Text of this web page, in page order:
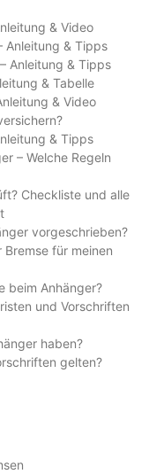
& Video
Anleitung & Tipps
Anleitung & Tipps
& Tabelle
& Video
& Tipps
– Welche Regeln
Checkliste und alle
vorgeschrieben?
für meinen
beim Anhänger?
und Vorschriften
haben?
gelten?